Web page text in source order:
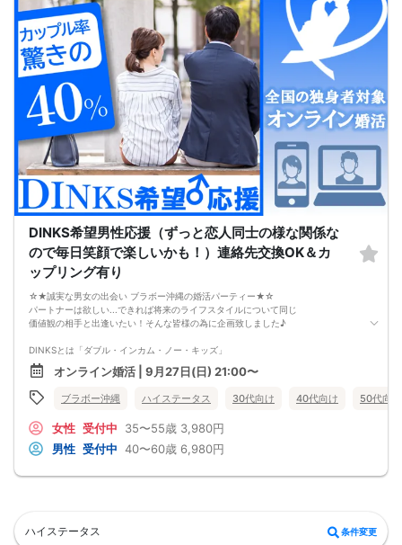
DINKS希望男性応援（ずっと恋人同士の様な関係な
ので毎日笑顔で楽しいかも！）連絡先交換OK＆カ
ップリング有り
☆★誠実な男女の出会い ブラボー沖縄の婚活パーティー★☆
パートナーは欲しい...できれば将来のライフスタイルについて同じ
価値観の相手と出逢いたい！そんな皆様の為に企画致しました♪
DINKSとは「ダブル・インカム・ノー・キッズ」
夫婦２人だけの結婚生活を希望する男性にお集まり頂きます。
DINKSにはこだわってないけれど共働きをしながら、
パートナーと二人だけのライフスタイルを楽しみたい、
【注意事項】
・全国各地に募集しております。お相手の居住地はご自身の居住地と異なる場合
ご了承下さいませ。
・終了時刻は目安となります。正確な終了時刻はイベント開始時にスタッフより
オンライン婚活 | 9月27日(日) 21:00〜
ブラボー沖縄 ハイステータス 30代向け 40代向け 50代向け
女性 受付中 35〜55歳 3,980円
男性 受付中 40〜60歳 6,980円
ハイステータス 条件変更